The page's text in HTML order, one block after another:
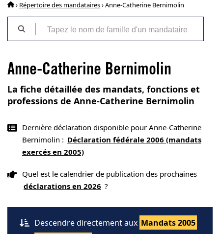
› Répertoire des mandataires› Anne-Catherine Bernimolin
Anne-Catherine Bernimolin
La fiche détaillée des mandats, fonctions et
professions de Anne-Catherine Bernimolin
Dernière déclaration disponible pour Anne-Catherine
Bernimolin : Déclaration fédérale 2006 (mandats
exercés en 2005)
Quel est le calendrier de publication des prochaines
déclarations en 2026 ?
Descendre directement aux Mandats 2005